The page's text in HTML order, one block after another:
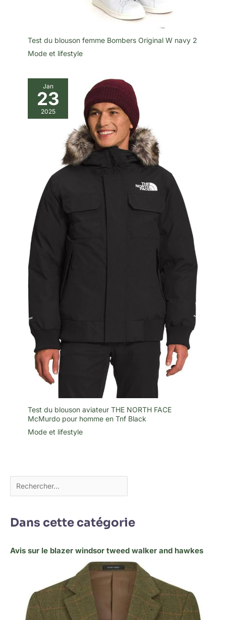
Test du blouson femme Bombers Original W navy 2
Mode et lifestyle
Jan
23
2025
Test du blouson aviateur THE NORTH FACE
McMurdo pour homme en Tnf Black
Mode et lifestyle
Dans cette catégorie
Avis sur le blazer windsor tweed walker and hawkes